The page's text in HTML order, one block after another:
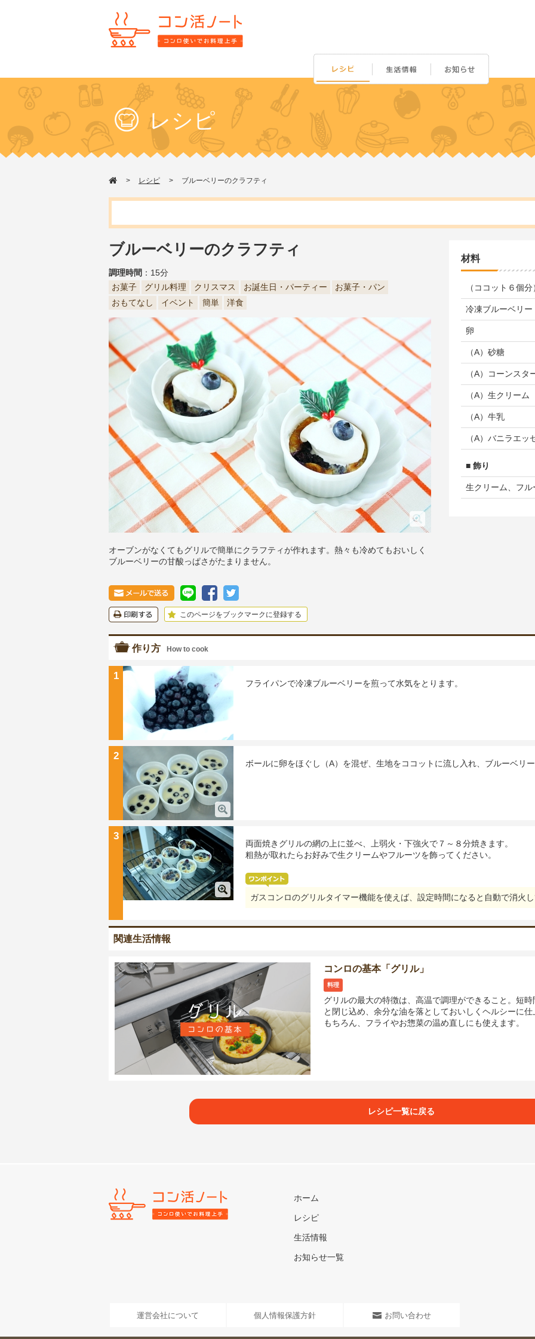
レシピ
レシピ ブルーベリーのクラフティ
ブルーベリーのクラフティ
調理時間 ：15分
お菓子
グリル料理 クリスマス お誕生日・パーティー
お菓子・パン
おもてなし
イベント 簡単 洋食
オーブンがなくてもグリルで簡単にクラフティが作れます。熱々も冷めてもおいしく
ブルーベリーの甘酸っぱさがたまりません。
このページをブックマークに登録する
材料
（ココット６個分
冷凍ブルーベリー
卵
（A）砂糖
（A）コーンスタ
（A）生クリーム
（A）牛乳
（A）バニラエッ
■ 飾り
生クリーム、フ
作り方 How to cook
1
フライパンで冷凍ブルーベリーを煎って水気をとります。
2
ボールに卵をほぐし（A）を混ぜ、生地をココットに流し入れ、ブルーベリー
3
両面焼きグリルの網の上に並べ、上弱火・下強火で７～８分焼きます。
粗熱が取れたらお好みで生クリームやフルーツを飾ってください。
ガスコンロのグリルタイマー機能を使えば、設定時間になると自動で消火し
関連生活情報
コンロの基本「グリル」
料理
グリルの最大の特徴は、高温で調理ができること。短
と閉じ込め、余分な油を落としておいしくヘルシーに
もちろん、フライやお惣菜の温め直しにも使えます。
レシピ一覧に戻る
ホーム
レシピ
生活情報
お知らせ一覧
運営会社について 個人情報保護方針 お問い合わせ